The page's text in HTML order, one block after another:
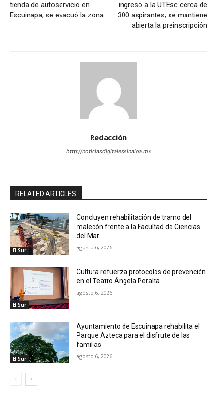
tienda de autoservicio en
Escuinapa, se evacuó la zona
ingreso a la UTEsc cerca de
300 aspirantes; se mantiene
abierta la preinscripción
Redacción
http://noticiasdigitalessinaloa.mx
RELATED ARTICLES
El Sur
Concluyen rehabilitación de tramo del
malecón frente a la Facultad de Ciencias
del Mar
agosto 6, 2026
El Sur
Cultura refuerza protocolos de prevención
en el Teatro Ángela Peralta
agosto 6, 2026
El Sur
Ayuntamiento de Escuinapa rehabilita el
Parque Azteca para el disfrute de las
familias
agosto 6, 2026